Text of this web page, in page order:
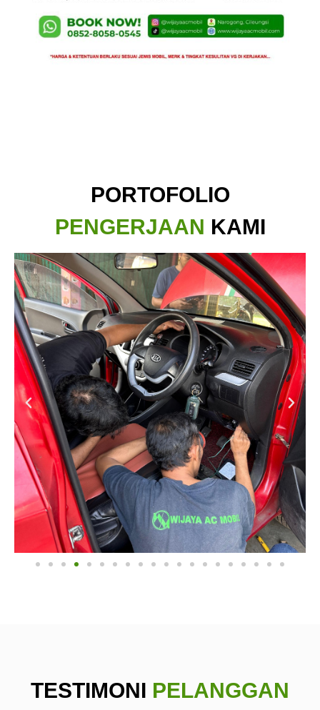
PORTOFOLIO
PENGERJAAN KAMI
TESTIMONI PELANGGAN